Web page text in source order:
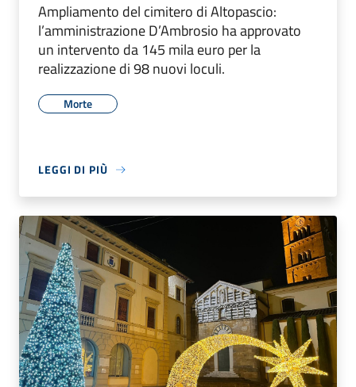
Ampliamento del cimitero di Altopascio:
l’amministrazione D’Ambrosio ha approvato
un intervento da 145 mila euro per la
realizzazione di 98 nuovi loculi.
Morte
LEGGI DI PIÙ